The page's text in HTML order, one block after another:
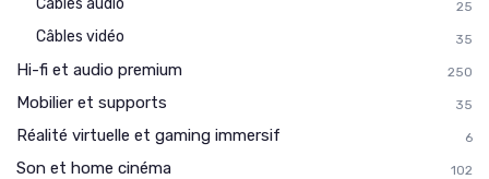
25
Câbles vidéo 35
Hi-fi et audio premium 250
Mobilier et supports 35
Réalité virtuelle et gaming immersif 6
Son et home cinéma 102